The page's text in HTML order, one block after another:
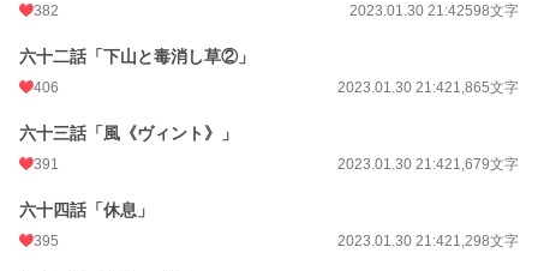
382 2023.01.30 21:42598文字
六十二話「下山と毒消し草②」
406 2023.01.30 21:421,865文字
六十三話「風《ヴィント》」
391 2023.01.30 21:421,679文字
六十四話「休息」
395 2023.01.30 21:421,298文字